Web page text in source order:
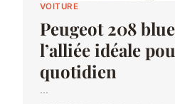
VOITURE
Peugeot 208
l’alliée idéale
quotidien
...